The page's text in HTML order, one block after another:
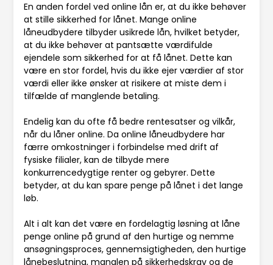
En anden fordel ved online lån er, at du ikke behøver
at stille sikkerhed for lånet. Mange online
låneudbydere tilbyder usikrede lån, hvilket betyder,
at du ikke behøver at pantsætte værdifulde
ejendele som sikkerhed for at få lånet. Dette kan
være en stor fordel, hvis du ikke ejer værdier af stor
værdi eller ikke ønsker at risikere at miste dem i
tilfælde af manglende betaling.
Endelig kan du ofte få bedre rentesatser og vilkår,
når du låner online. Da online låneudbydere har
færre omkostninger i forbindelse med drift af
fysiske filialer, kan de tilbyde mere
konkurrencedygtige renter og gebyrer. Dette
betyder, at du kan spare penge på lånet i det lange
løb.
Alt i alt kan det være en fordelagtig løsning at låne
penge online på grund af den hurtige og nemme
ansøgningsproces, gennemsigtigheden, den hurtige
lånebeslutning, manglen på sikkerhedskrav og de